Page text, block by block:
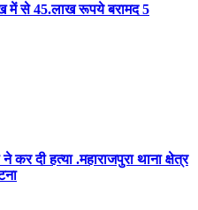
में से 45.लाख रूपये बरामद 5
कर दी हत्या .महाराजपुरा थाना क्षेत्र